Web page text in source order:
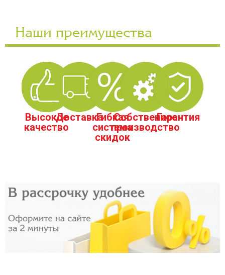
Наши преимущества
Высокое
качество
ДоставкаГибкая
система
скидок
Собственное
производство
Гарантия